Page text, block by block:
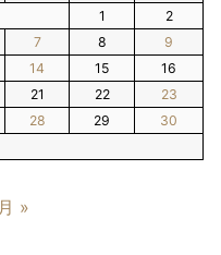
1
2
7 8
9
14 15
16
21 22
23
28 29
30
»